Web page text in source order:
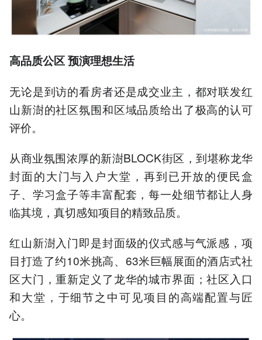
高品质公区 预演理想生活
无论是到访的看房者还是成交业主，都对联发红
山新澍的社区氛围和区域品质给出了极高的认可
评价。
从商业氛围浓厚的新澍BLOCK街区，到堪称龙华
封面的大门与入户大堂，再到已开放的便民盒
子、学习盒子等丰富配套，每一处细节都让人身
临其境，真切感知项目的精致品质。
红山新澍入门即是封面级的仪式感与气派感，项
目打造了约10米挑高、63米巨幅展面的酒店式社
区大门，重新定义了龙华的城市界面；社区入口
和大堂，于细节之中可见项目的高端配置与匠
心。